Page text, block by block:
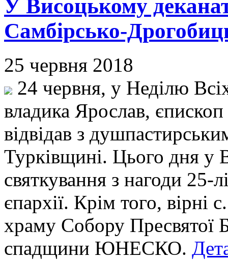
У Висоцькому
Самбірсько-
25 червня 2018
24 червня, у Неділю
владика Ярослав,
відвідав з
Турківщині. Цього дня у
святкування з нагоди 25-
єпархії. Крім того, вірні
храму Собору Пресвятої
спадщини ЮНЕСКО.